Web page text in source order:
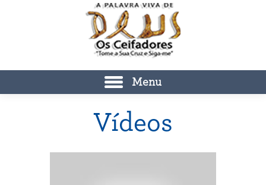
Menu
Vídeos